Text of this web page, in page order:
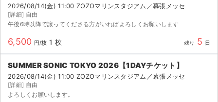
2026/08/14(金) 11:00 ZOZOマリンスタジアム／幕張メッセ
[詳細] 自由
午後6時以降で譲ってくださる方がいればよろしくお願いします
6,500 円/枚 1 枚 残り 5 日
SUMMER SONIC TOKYO 2026【1DAYチケット】
2026/08/14(金) 11:00 ZOZOマリンスタジアム／幕張メッセ
[詳細] 自由
よろしくお願いします。